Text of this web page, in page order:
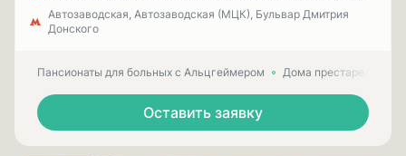
Автозаводская, Автозаводская (МЦК), Бульвар Дмитрия
Донского
Пансионаты для больных с Альцгеймером Дома престарелых
Оставить заявку